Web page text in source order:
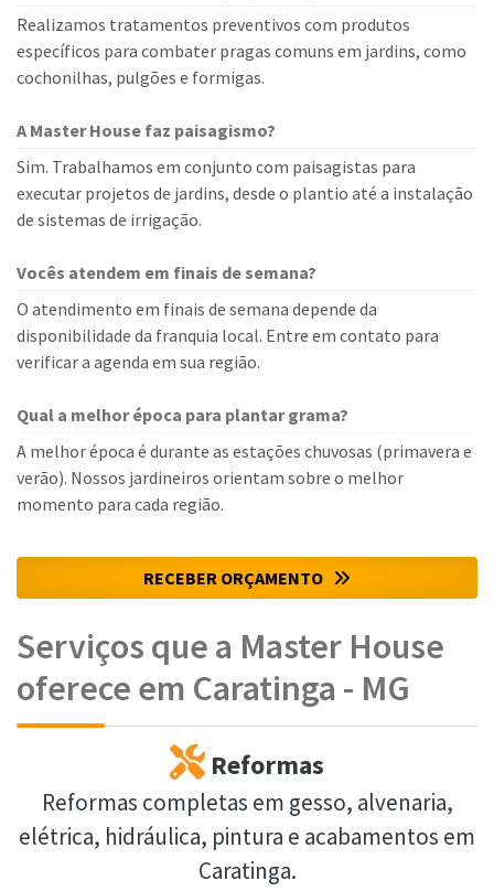
Realizamos tratamentos preventivos com produtos
específicos para combater pragas comuns em jardins, como
cochonilhas, pulgões e formigas.
A Master House faz paisagismo?
Sim. Trabalhamos em conjunto com paisagistas para
executar projetos de jardins, desde o plantio até a instalação
de sistemas de irrigação.
Vocês atendem em finais de semana?
O atendimento em finais de semana depende da
disponibilidade da franquia local. Entre em contato para
verificar a agenda em sua região.
Qual a melhor época para plantar grama?
A melhor época é durante as estações chuvosas (primavera e
verão). Nossos jardineiros orientam sobre o melhor
momento para cada região.
RECEBER ORÇAMENTO
Serviços que a Master House
oferece em Caratinga - MG
Reformas
Reformas completas em gesso, alvenaria,
elétrica, hidráulica, pintura e acabamentos em
Caratinga.